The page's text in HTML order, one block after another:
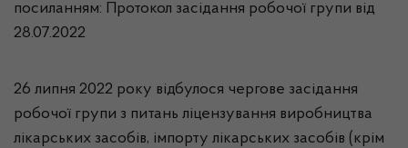
посиланням: Протокол засідання робочої групи від
28.07.2022
26 липня 2022 року відбулося чергове засідання
робочої групи з питань ліцензування виробництва
лікарських засобів, імпорту лікарських засобів (крім